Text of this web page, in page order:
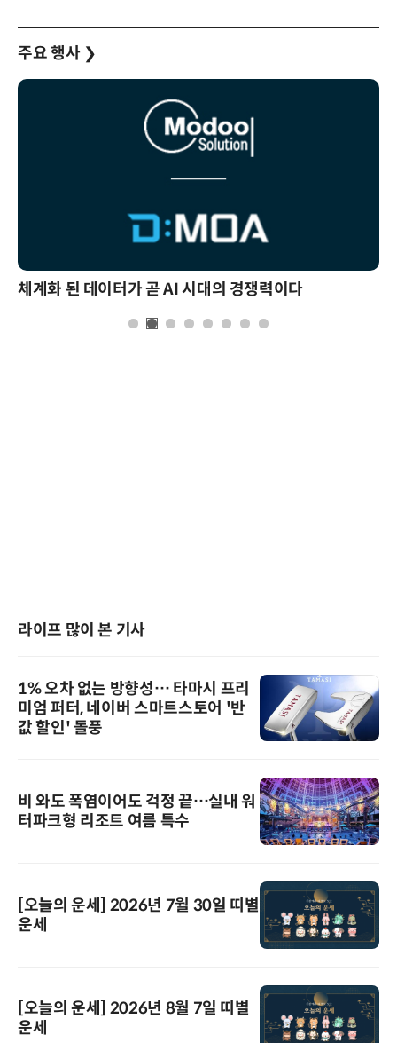
주요 행사 ❯
체계화 된 데이터가 곧 AI 시대의 경쟁력이다
라이프 많이 본 기사
1% 오차 없는 방향성… 타마시 프리
미엄 퍼터, 네이버 스마트스토어 '반
값 할인' 돌풍
비 와도 폭염이어도 걱정 끝…실내 워
터파크형 리조트 여름 특수
[오늘의 운세] 2026년 7월 30일 띠별
운세
[오늘의 운세] 2026년 8월 7일 띠별
운세